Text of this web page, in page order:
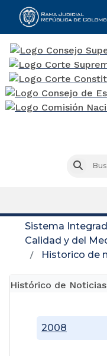
Sistema
Calidad y del
Historico de
Histórico de Noticias
2008